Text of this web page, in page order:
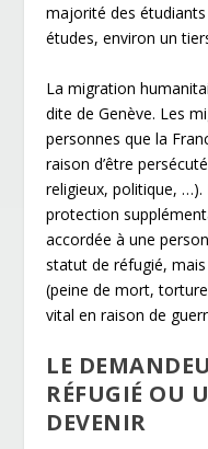
majorité des
études, environ un
La migration
dite de Genève. Les
personnes que la
raison d’être
religieux, politique,
protection
accordée à une
statut de réfugié,
(peine de mort,
vital en raison de
LE
RÉFUGIÉ OU
DEVENIR